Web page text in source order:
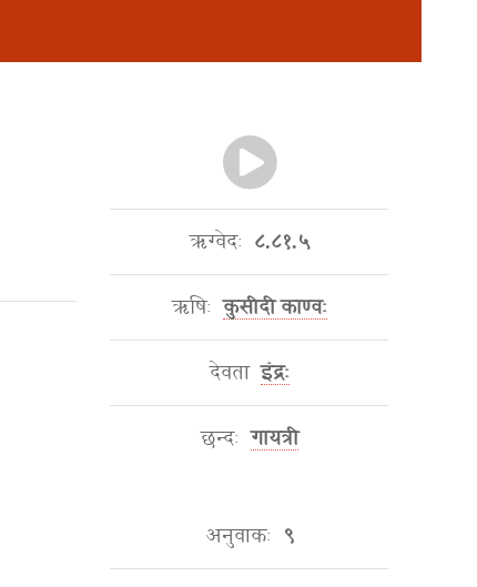
ऋग्वेदः ८.८१.५
ऋषिः कुसीदी काण्वः
देवता इंद्रः
छन्दः गायत्री
अनुवाकः ९